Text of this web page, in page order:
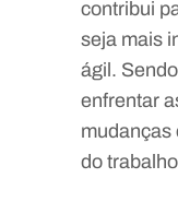
contribui
seja mais
ágil.
enfrentar
mudanças
do